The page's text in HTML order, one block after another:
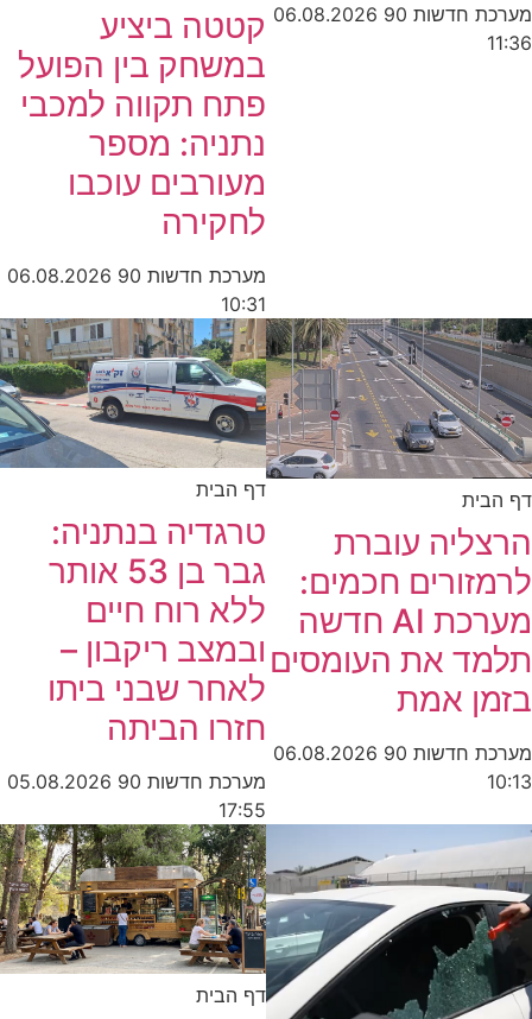
מערכת חדשות 90
06.08.2026
11:36
קטטה ביציע
במשחק בין הפועל
פתח תקווה למכבי
נתניה: מספר
מעורבים עוכבו
לחקירה
מערכת חדשות 90
06.08.2026
10:31
דף הבית
הרצליה עוברת
לרמזורים חכמים:
מערכת AI חדשה
תלמד את העומסים
בזמן אמת
מערכת חדשות 90
06.08.2026
10:13
דף הבית
טרגדיה בנתניה:
גבר בן 53 אותר
ללא רוח חיים
ובמצב ריקבון –
לאחר שבני ביתו
חזרו הביתה
מערכת חדשות 90
05.08.2026
17:55
דף הבית